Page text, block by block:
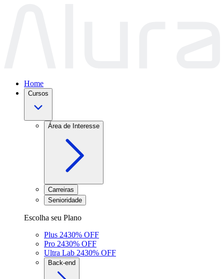
Home
Cursos
Área de Interesse
Carreiras
Senioridade
Escolha seu Plano
Plus 2430% OFF
Pro 2430% OFF
Ultra Lab 2430% OFF
Back-end